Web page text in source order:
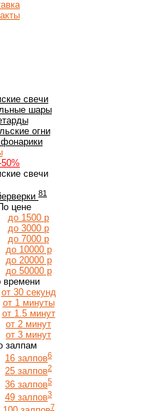
свечи
шары
огни
свечи
81
цене
до 1500 р
до 3000 р
до 7000 р
до 10000 р
до 20000 р
до 50000 р
времени
от 30 секунд
от 1 минуты
от 1.5 минут
от 2 минут
от 3 минут
залпам
16 залпов6
25 залпов2
36 залпов5
49 залпов3
7